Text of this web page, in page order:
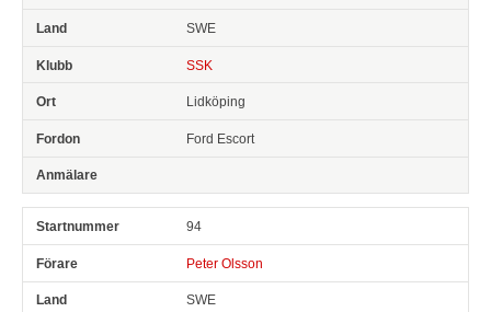
SWE
SSK
Lidköping
Ford Escort
94
Peter Olsson
SWE